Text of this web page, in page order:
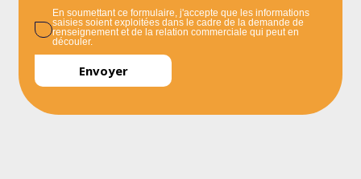
En soumettant ce formulaire, j'accepte que les informations
saisies soient exploitées dans le cadre de la demande de
renseignement et de la relation commerciale qui peut en
découler.